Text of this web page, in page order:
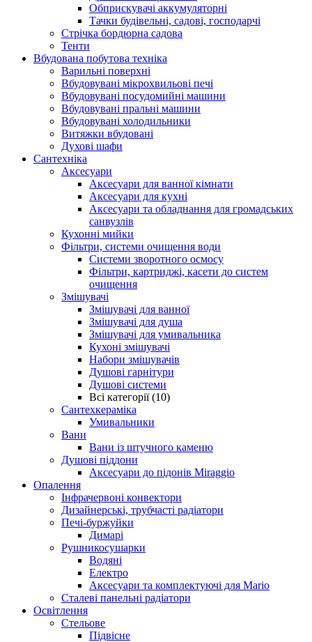
Обприскувачі аккумуляторні
Тачки будівельні, садові, господарчі
Стрічка бордюрна садова
Тенти
Вбудована побутова техніка
Варильні поверхні
Вбудовувані мікрохвильові печі
Вбудовувані посудомийні машини
Вбудовувані пральні машини
Вбудовувані холодильники
Витяжки вбудовані
Духові шафи
Сантехніка
Аксесуари
Аксесуари для ванної кімнати
Аксесуари для кухні
Аксесуари та обладнання для громадських
санвузлів
Кухонні мийки
Фільтри, системи очищення води
Системи зворотного осмосу
Фільтри, картриджі, касети до систем
очищення
Змішувачі
Змішувачі для ванної
Змішувачі для душа
Змішувачі для умивальника
Кухоні змішувачі
Набори змішувачів
Душові гарнітури
Душові системи
Всі категорії (10)
Сантехкераміка
Умивальники
Вани
Вани із штучного каменю
Душові піддони
Аксесуари до підонів Miraggio
Опалення
Інфрачервоні конвектори
Дизайнерські, трубчасті радіатори
Печі-буржуйки
Димарі
Рушникосушарки
Водяні
Електро
Аксесуари та комплектуючі для Mario
Сталеві панельні радіатори
Освітлення
Стельове
Підвісне